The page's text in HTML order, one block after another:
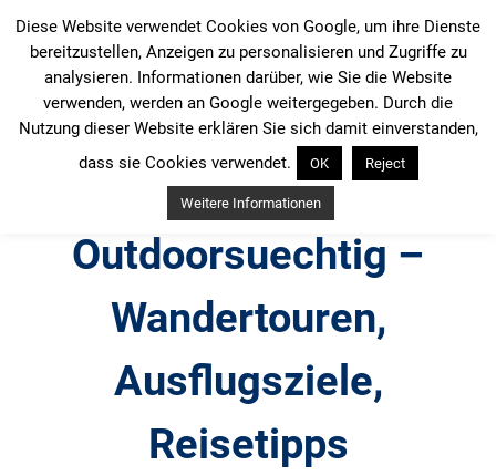
Inhalt
springen
Outdoorsuechtig –
Wandertouren,
Ausflugsziele,
Reisetipps
Diese Website verwendet Cookies von Google, um ihre Dienste
bereitzustellen, Anzeigen zu personalisieren und Zugriffe zu
analysieren. Informationen darüber, wie Sie die Website
verwenden, werden an Google weitergegeben. Durch die
Nutzung dieser Website erklären Sie sich damit einverstanden,
dass sie Cookies verwendet.
OK Reject
Weitere Informationen